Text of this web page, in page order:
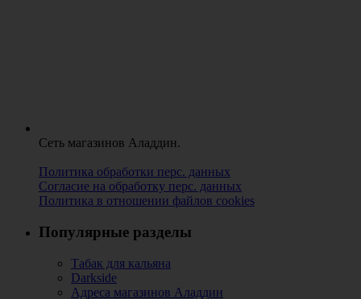
Сеть магазинов Аладдин.
Политика обработки перс. данных
Согласие на обработку перс. данных
Политика в отношении файлов cookies
Популярные разделы
Табак для кальяна
Darkside
Адреса магазинов Аладдин